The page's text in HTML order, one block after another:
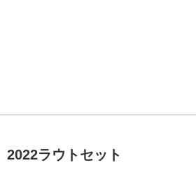
2022ラウトセット